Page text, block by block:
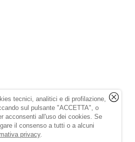
tecnici, analitici e di profilazione,
sul pulsante "ACCETTA", o
acconsenti all'uso dei cookies. Se
il consenso a tutti o a alcuni
privacy.